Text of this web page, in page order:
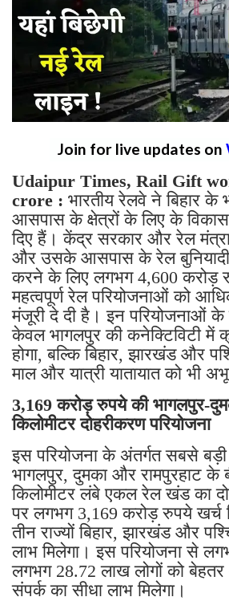
Join for live updates on
Udaipur Times, Rail Gift
crore : भारतीय रेलवे ने बिहार
आसपास के क्षेत्रों के लिए के
दिए हैं। केंद्र सरकार और रेल
और उसके आसपास के रेल
करने के लिए लगभग 4,600 करोड़
महत्वपूर्ण रेल परियोजनाओं को
मंजूरी दे दी है। इन परियोजनाओं
केवल भागलपुर की कनेक्टिविटी में
होगा, बल्कि बिहार, झारखंड और
माल और यात्री यातायात को भी
3,169 करोड़ रुपये की भागलपुर-
किलोमीटर दोहरीकरण परियोजना
इस परियोजना के अंतर्गत सबसे बड़ी
भागलपुर, दुमका और रामपुरहाट के
किलोमीटर लंबे एकल रेल खंड का
पर लगभग 3,169 करोड़ रुपये
तीन राज्यों बिहार, झारखंड और
लाभ मिलेगा। इस परियोजना से
लगभग 28.72 लाख लोगों को
संपर्क का सीधा लाभ मिलेगा।